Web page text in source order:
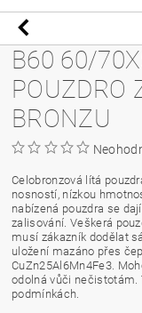
B60 60/
POUZDRO
BRONZU
Celobronzová lítá
nosností, nízkou
nabízená pouzdra se
zalisování. Veškerá
musí zákazník dodělat
uložení mazáno přes
CuZn25Al6Mn4Fe3.
odolná vůči nečistotám.
podmínkách.